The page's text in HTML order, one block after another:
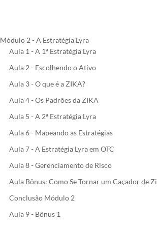
Módulo 2 - A Estratégia Lyra
Aula 1 - A 1ª Estratégia Lyra
Aula 2 - Escolhendo o Ativo
Aula 3 - O que é a ZIKA?
Aula 4 - Os Padrões da ZIKA
Aula 5 - A 2ª Estratégia Lyra
Aula 6 - Mapeando as Estratégias
Aula 7 - A Estratégia Lyra em OTC
Aula 8 - Gerenciamento de Risco
Aula Bônus: Como Se Tornar um Caçador de
Conclusão Módulo 2
Aula 9 - Bônus 1